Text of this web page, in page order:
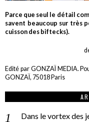
Parce que seul le détail
savent beaucoup sur très
cuisson des biftecks).
Edité par GONZAÏ MEDIA.
GONZAÏ, 75018 Paris
Dans le vortex des